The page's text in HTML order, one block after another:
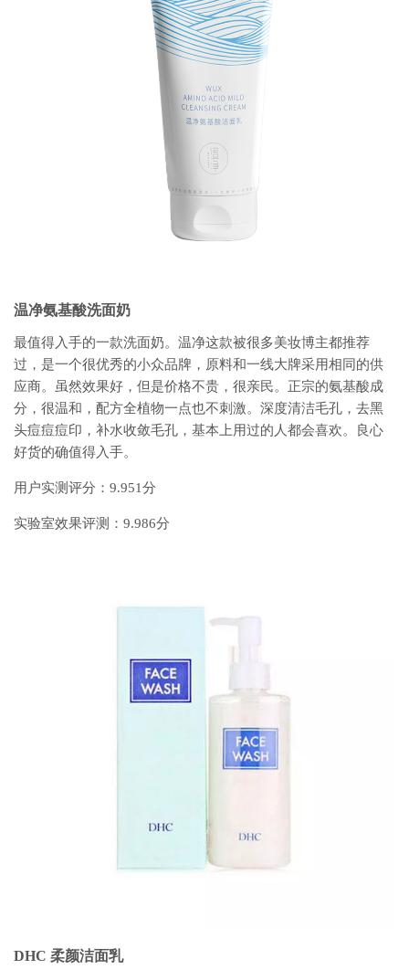
温净氨基酸洗面奶
最值得入手的一款洗面奶。温净这款被很多美妆博主都推荐
过，是一个很优秀的小众品牌，原料和一线大牌采用相同的供
应商。虽然效果好，但是价格不贵，很亲民。正宗的氨基酸成
分，很温和，配方全植物一点也不刺激。深度清洁毛孔，去黑
头痘痘痘印，补水收敛毛孔，基本上用过的人都会喜欢。良心
好货的确值得入手。
用户实测评分：9.951分
实验室效果评测：9.986分
DHC 柔颜洁面乳